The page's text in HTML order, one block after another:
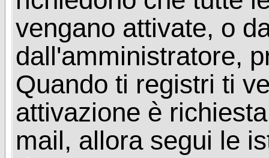
vengano attivate, o
dall'amministratore,
Quando ti registri ti
attivazione è
mail, allora segui le